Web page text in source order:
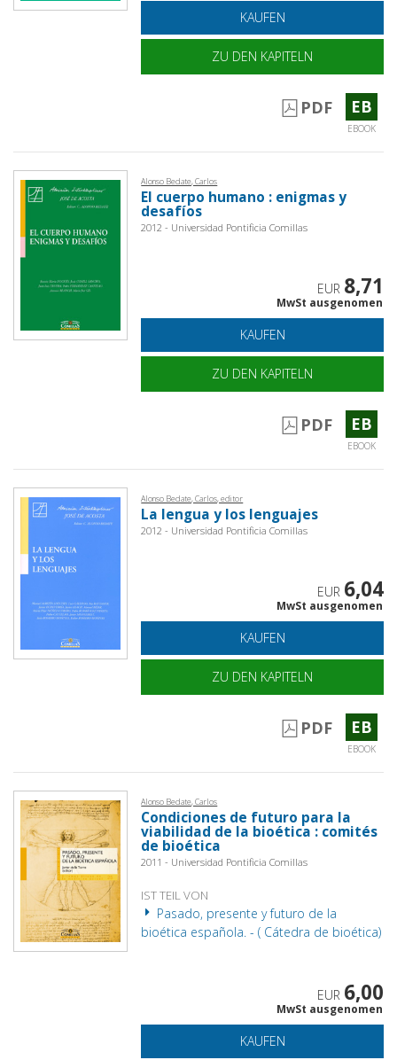
KAUFEN
ZU DEN KAPITELN
PDF EB
EBOOK
Alonso Bedate, Carlos
El cuerpo humano : enigmas y
desafíos
2012 - Universidad Pontificia Comillas
EUR 8,71
MwSt ausgenomen
KAUFEN
ZU DEN KAPITELN
PDF EB
EBOOK
Alonso Bedate, Carlos, editor
La lengua y los lenguajes
2012 - Universidad Pontificia Comillas
EUR 6,04
MwSt ausgenomen
KAUFEN
ZU DEN KAPITELN
PDF EB
EBOOK
Alonso Bedate, Carlos
Condiciones de futuro para la
viabilidad de la bioética : comités
de bioética
2011 - Universidad Pontificia Comillas
IST TEIL VON
Pasado, presente y futuro de la
bioética española. - ( Cátedra de bioética)
EUR 6,00
MwSt ausgenomen
KAUFEN